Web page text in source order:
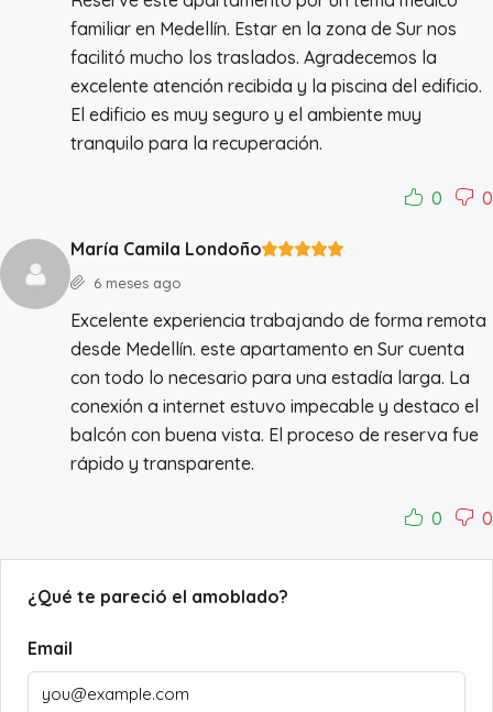
familiar en Medellín. Estar en la zona de Sur nos
facilitó mucho los traslados. Agradecemos la
excelente atención recibida y la piscina del edificio.
El edificio es muy seguro y el ambiente muy
tranquilo para la recuperación.
0 0
María Camila Londoño
6 meses ago
Excelente experiencia trabajando de forma remota
desde Medellín. este apartamento en Sur cuenta
con todo lo necesario para una estadía larga. La
conexión a internet estuvo impecable y destaco el
balcón con buena vista. El proceso de reserva fue
rápido y transparente.
0 0
¿Qué te pareció el amoblado?
Email